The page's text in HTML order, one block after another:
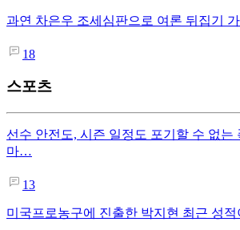
과연 차은우 조세심판으로 여론 뒤집기
18
스포츠
선수 안전도, 시즌 일정도 포기할 수 없는
마…
13
미국프로농구에 진출한 박지현 최근 성